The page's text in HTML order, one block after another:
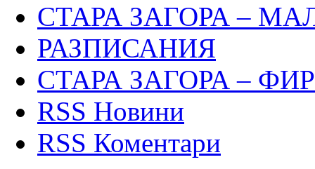
СТАРА ЗАГОРА –
РАЗПИСАНИЯ
СТАРА ЗАГОРА –
RSS Новини
RSS Коментари